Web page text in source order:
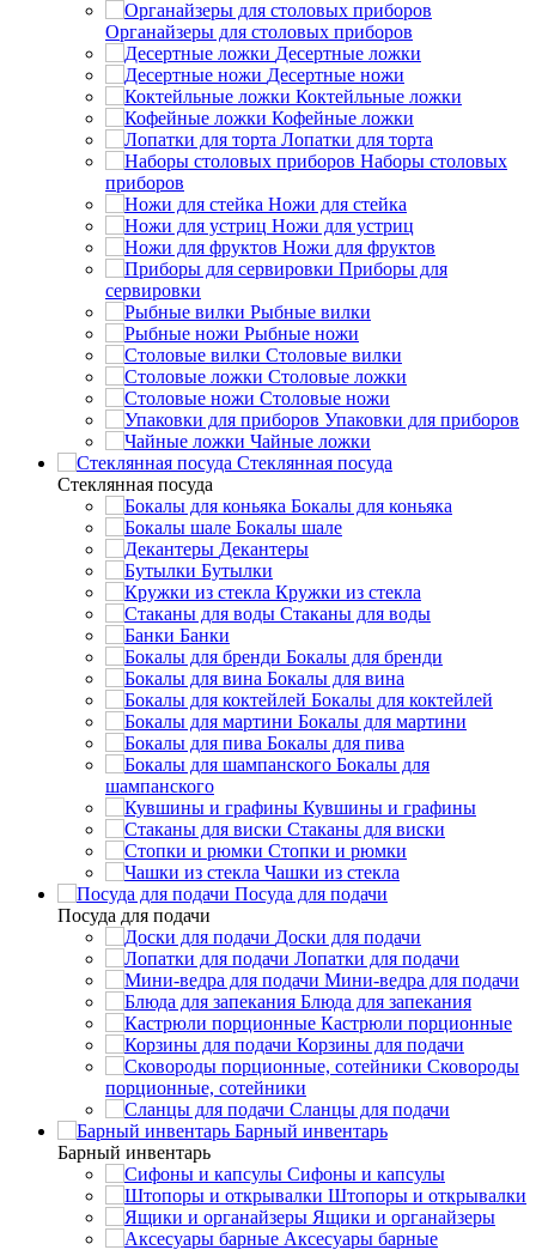
Органайзеры для столовых приборов
Десертные ложки
Десертные ножи
Коктейльные ложки
Кофейные ложки
Лопатки для торта
Наборы столовых
приборов
Ножи для стейка
Ножи для устриц
Ножи для фруктов
Приборы для
сервировки
Рыбные вилки
Рыбные ножи
Столовые вилки
Столовые ложки
Столовые ножи
Упаковки для приборов
Чайные ложки
Стеклянная посуда
Стеклянная посуда
Бокалы для коньяка
Бокалы шале
Декантеры
Бутылки
Кружки из стекла
Стаканы для воды
Банки
Бокалы для бренди
Бокалы для вина
Бокалы для коктейлей
Бокалы для мартини
Бокалы для пива
Бокалы для
шампанского
Кувшины и графины
Стаканы для виски
Стопки и рюмки
Чашки из стекла
Посуда для подачи
Посуда для подачи
Доски для подачи
Лопатки для подачи
Мини-ведра для подачи
Блюда для запекания
Кастрюли порционные
Корзины для подачи
Сковороды
порционные, сотейники
Сланцы для подачи
Барный инвентарь
Барный инвентарь
Сифоны и капсулы
Штопоры и открывалки
Ящики и органайзеры
Аксесуары барные